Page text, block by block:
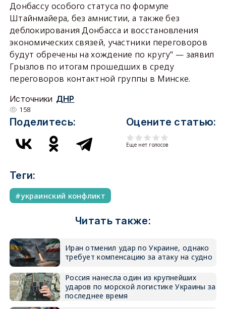
Донбассу особого статуса по формуле
Штайнмайера, без амнистии, а также без
деблокирования Донбасса и восстановления
экономических связей, участники переговоров
будут обречены на хождение по кругу" — заявил
Грызлов по итогам прошедших в среду
переговоров контактной группы в Минске.
Источники ДНР
158
Поделитесь: Оцените статью:
Еще нет голосов
Теги:
украинский конфликт
Читать также:
Иран отменил удар по Украине, однако
требует компенсацию за атаку на судно
Россия нанесла один из крупнейших
ударов по морской логистике Украины за
последнее время